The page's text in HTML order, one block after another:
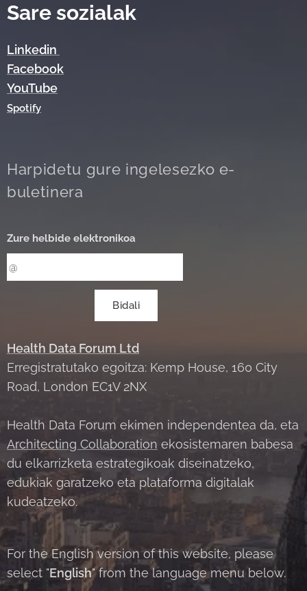
Sare sozialak
Linkedin
Facebook
YouTube
Spotify
Harpidetu gure ingelesezko e-
buletinera
Zure helbide elektronikoa
Bidali
Health Data Forum Ltd
Erregistratutako egoitza: Kemp House, 160 City
Road, London EC1V 2NX
Health Data Forum ekimen independentea da, eta
Architecting Collaboration ekosistemaren babesa
du elkarrizketa estrategikoak diseinatzeko,
edukiak garatzeko eta plataforma digitalak
kudeatzeko.
For the English version of this website, please
select "English" from the language menu below.